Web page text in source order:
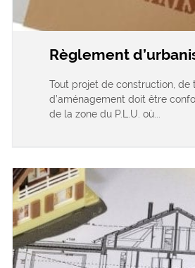
Règlement
Tout projet de construction, de
d’aménagement doit être
de la zone du P.L.U. où...